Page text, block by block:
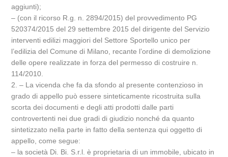
aggiunti);
– (con il ricorso R.g. n. 2894/2015) del provvedimento PG
520374/2015 del 29 settembre 2015 del dirigente del Servizio
interventi edilizi maggiori del Settore Sportello unico per
l’edilizia del Comune di Milano, recante l’ordine di demolizione
delle opere realizzate in forza del permesso di costruire n.
114/2010.
2. – La vicenda che fa da sfondo al presente contenzioso in
grado di appello può essere sinteticamente ricostruita sulla
scorta dei documenti e degli atti prodotti dalle parti
controvertenti nei due gradi di giudizio nonché da quanto
sintetizzato nella parte in fatto della sentenza qui oggetto di
appello, come segue:
– la società Di. Bi. S.r.l. è proprietaria di un immobile, ubicato in